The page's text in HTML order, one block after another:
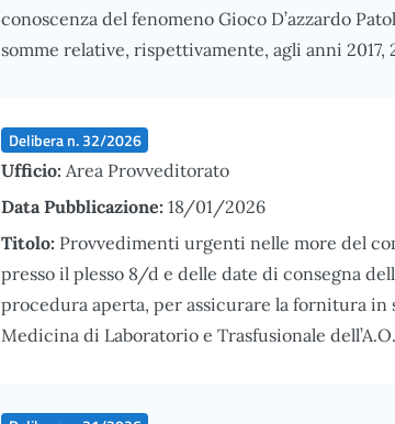
conoscenza del fenomeno Gioco D’azzardo
somme relative, rispettivamente, agli anni 2017,
Delibera n. 32/2026
Ufficio: Area Provveditorato
Data Pubblicazione: 18/01/2026
Titolo: Provvedimenti urgenti nelle more del
presso il plesso 8/d e delle date di consegna
procedura aperta, per assicurare la fornitura in
Medicina di Laboratorio e Trasfusionale